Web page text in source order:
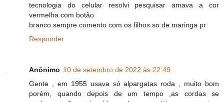
tecnologia do celular resolvi pesquisar amava a cor
vermelha com botão
branco sempre comento com os filhos so de maringa pr
Responder
Anônimo 10 de setembro de 2022 às 22:49
Gente , em 1955 usava só alpargatas roda , muito bom
porém, quando depois de um tempo ,as cordas se